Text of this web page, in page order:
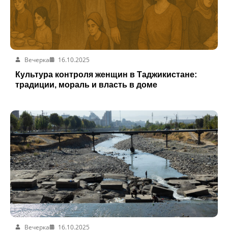
Вечерка
16.10.2025
Культура контроля женщин в Таджикистане:
традиции, мораль и власть в доме
Вечерка
16.10.2025